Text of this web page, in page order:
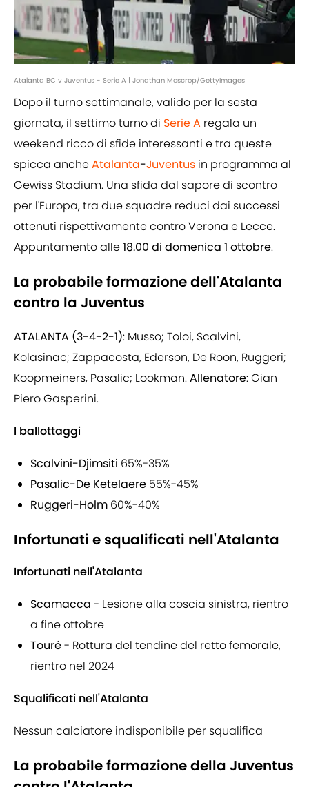
Atalanta BC v Juventus - Serie A | Jonathan Moscrop/GettyImages
Dopo il turno settimanale, valido per la sesta
giornata, il settimo turno di Serie A regala un
weekend ricco di sfide interessanti e tra queste
spicca ancheAtalanta-Juventus in programma al
Gewiss Stadium. Una sfida dal sapore di scontro
per l'Europa, tra due squadre reduci dai successi
ottenuti rispettivamente contro Verona e Lecce.
Appuntamento alle18.00 di domenica 1 ottobre.
La probabile formazione dell'Atalanta
contro la Juventus
ATALANTA (3-4-2-1): Musso; Toloi, Scalvini,
Kolasinac; Zappacosta, Ederson, De Roon, Ruggeri;
Koopmeiners, Pasalic; Lookman.Allenatore: Gian
Piero Gasperini.
I ballottaggi
Scalvini-Djimsiti 65%-35%
Pasalic-De Ketelaere 55%-45%
Ruggeri-Holm 60%-40%
Infortunati e squalificati nell'Atalanta
Infortunati nell'Atalanta
Scamacca - Lesione alla coscia sinistra, rientro
a fine ottobre
Touré- Rottura del tendine del retto femorale,
rientro nel 2024
Squalificati nell'Atalanta
Nessun calciatore indisponibile per squalifica
La probabile formazione della Juventus